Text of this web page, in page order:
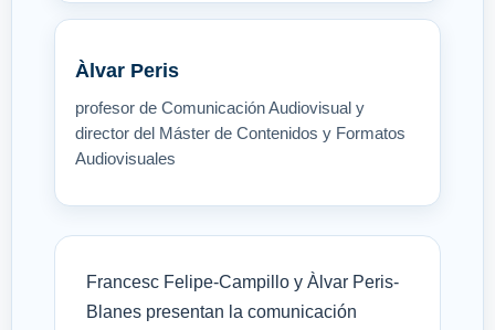
Àlvar Peris
profesor de Comunicación Audiovisual y
director del Máster de Contenidos y Formatos
Audiovisuales
Francesc Felipe-Campillo y Àlvar Peris-
Blanes presentan la comunicación